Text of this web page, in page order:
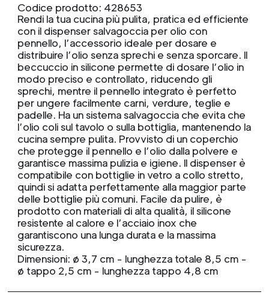
Codice prodotto: 428653
Rendi la tua cucina più pulita, pratica ed efficiente
con il dispenser salvagoccia per olio con
pennello, l’accessorio ideale per dosare e
distribuire l’olio senza sprechi e senza sporcare. Il
beccuccio in silicone permette di dosare l’olio in
modo preciso e controllato, riducendo gli
sprechi, mentre il pennello integrato è perfetto
per ungere facilmente carni, verdure, teglie e
padelle. Ha un sistema salvagoccia che evita che
l’olio coli sul tavolo o sulla bottiglia, mantenendo la
cucina sempre pulita. Provvisto di un coperchio
che protegge il pennello e l’olio dalla polvere e
garantisce massima pulizia e igiene. Il dispenser è
compatibile con bottiglie in vetro a collo stretto,
quindi si adatta perfettamente alla maggior parte
delle bottiglie più comuni. Facile da pulire, è
prodotto con materiali di alta qualità, il silicone
resistente al calore e l’acciaio inox che
garantiscono una lunga durata e la massima
sicurezza.
Dimensioni: ø 3,7 cm - lunghezza totale 8,5 cm -
ø tappo 2,5 cm - lunghezza tappo 4,8 cm